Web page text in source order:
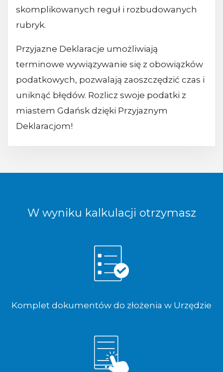
skomplikowanych reguł i rozbudowanych
rubryk.
Przyjazne Deklaracje umożliwiają
terminowe wywiązywanie się z obowiązków
podatkowych, pozwalają zaoszczędzić czas i
uniknąć błędów. Rozlicz swoje podatki z
miastem Gdańsk dzięki Przyjaznym
Deklaracjom!
W wyniku kalkulacji otrzymasz
Komplet dokumentów do złożenia w Urzędzie